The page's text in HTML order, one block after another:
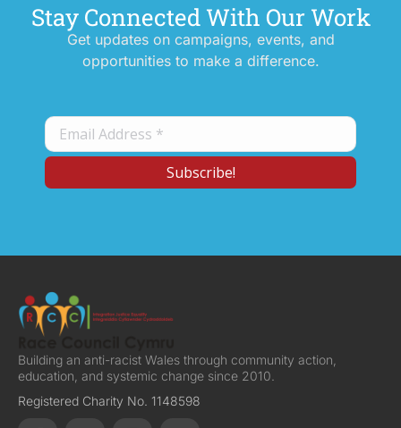
Stay Connected With Our Work
Get updates on campaigns, events, and
opportunities to make a difference.
Building an anti-racist Wales through community action,
education, and systemic change since 2010.
Registered Charity No. 1148598